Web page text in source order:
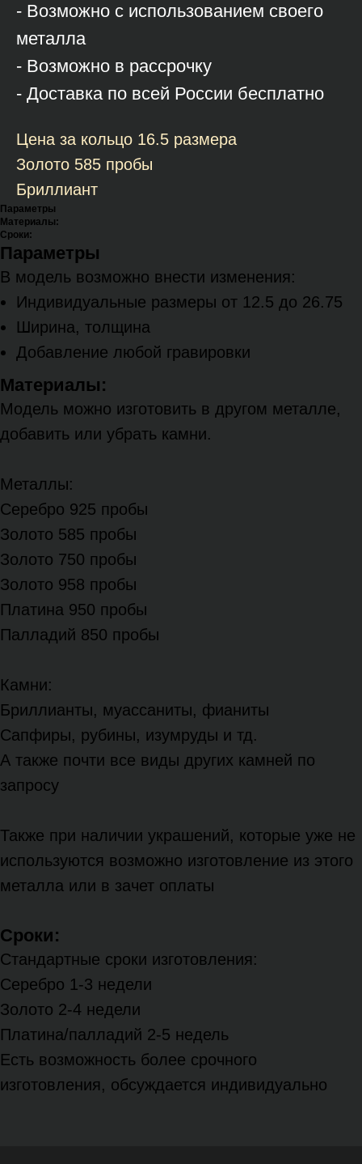
- Возможно с использованием своего
металла
- Возможно в рассрочку
- Доставка по всей России бесплатно
Цена за кольцо 16.5 размера
Золото 585 пробы
Бриллиант
Параметры
Материалы:
Сроки:
Параметры
В модель возможно внести изменения:
Индивидуальные размеры от 12.5 до 26.75
Ширина, толщина
Добавление любой гравировки
Материалы:
Модель можно изготовить в другом металле,
добавить или убрать камни.
Металлы:
Серебро 925 пробы
Золото 585 пробы
Золото 750 пробы
Золото 958 пробы
Платина 950 пробы
Палладий 850 пробы
Камни:
Бриллианты, муассаниты, фианиты
Сапфиры, рубины, изумруды и тд.
А также почти все виды других камней по
запросу
Также при наличии украшений, которые уже не
используются возможно изготовление из этого
металла или в зачет оплаты
Сроки:
Стандартные сроки изготовления:
Серебро 1-3 недели
Золото 2-4 недели
Платина/палладий 2-5 недель
Есть возможность более срочного
изготовления, обсуждается индивидуально